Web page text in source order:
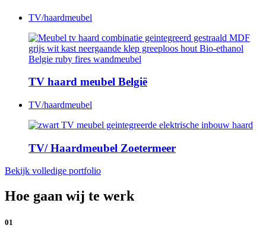
TV/haardmeubel
TV haard meubel België
TV/haardmeubel
TV/ Haardmeubel Zoetermeer
Bekijk volledige portfolio
Hoe gaan wij te werk
01